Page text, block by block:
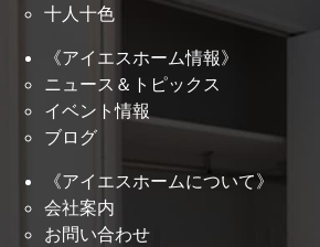
十人十色
《アイエスホーム情報》
ニュース＆トピックス
イベント情報
ブログ
《アイエスホームについて》
会社案内
お問い合わせ